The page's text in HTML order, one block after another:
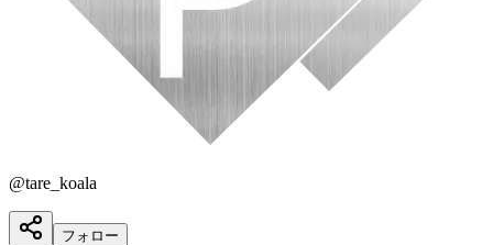
@tare_koala
フォロー